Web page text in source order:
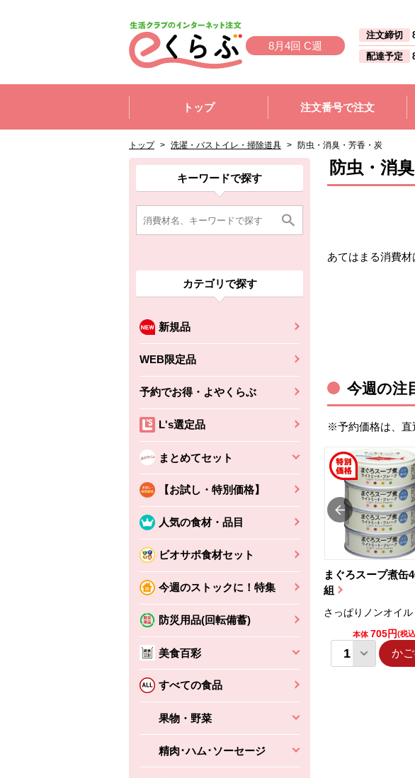
8月4回 C週
注文締切
配達予定
トップ
注文番号で注文
トップ > 洗濯・バストイレ・掃除道具 > 防虫・消臭・芳香・炭
ここから消費材検索メニューです。
キーワードで探す
カテゴリで探す
新規品
WEB限定品
予約でお得・よやくらぶ
L's選定品
まとめてセット
【お試し・特別価格】
人気の食材・品目
ビオサポ食材セット
今週のストックに！特集
防災用品(回転備蓄)
美食百彩
すべての食品
果物・野菜
精肉･ハム･ソーセージ
消費材検索メニューここまで。
ここから本文です。
ここから組合員向けメニューです。
組合員向けメニューここまで。
ここから本文です。 防虫・消
あてはまる消費材
今週の注
※予約価格は、直
まぐろスープ煮缶
組
さっぱりノンオイル
本体 705円(税
か
ちょこっと揚げ（香
えびの風味がぶわっ！
かごへ
バルサミコ
本体2,160円 (税込2,333円)
かごへ